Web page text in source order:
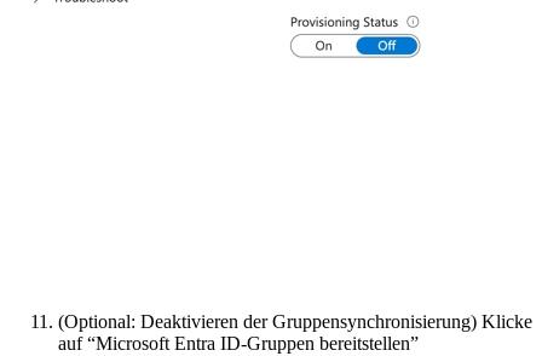
(Optional: Deaktivieren der Gruppensynchronisierung) Klicke
auf “Microsoft Entra ID-Gruppen bereitstellen”